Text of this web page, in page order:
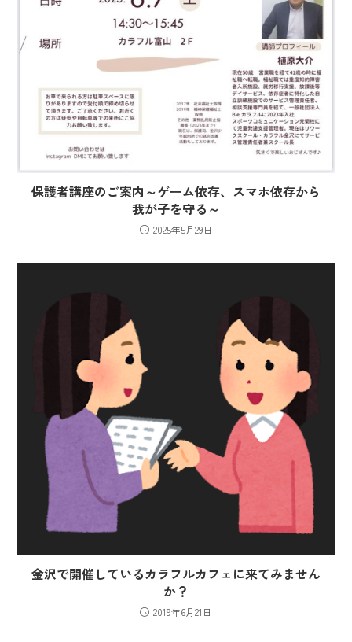
保護者講座のご案内～ゲーム依存、スマホ依存から
我が子を守る～
2025年5月29日
金沢で開催しているカラフルカフェに来てみません
か？
2019年6月21日